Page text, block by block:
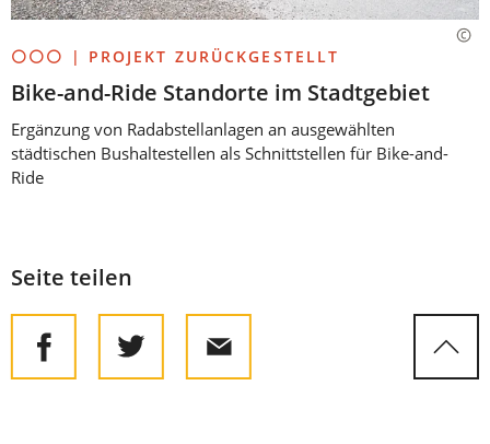
⚪⚪⚪ | PROJEKT ZURÜCKGESTELLT
Bike-and-Ride Standorte im Stadtgebiet
Ergänzung von Radabstellanlagen an ausgewählten
städtischen Bushaltestellen als Schnittstellen für Bike-and-
Ride
Seite teilen